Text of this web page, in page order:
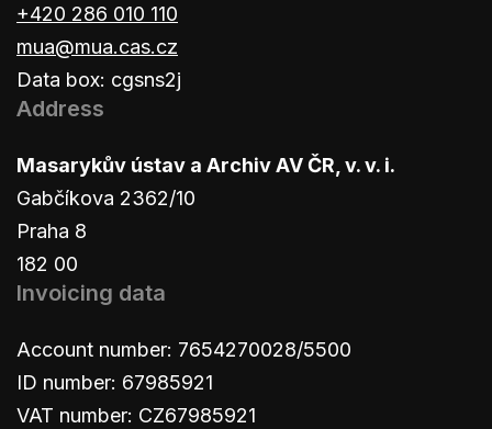
+420 286 010 110
mua@mua.cas.cz
Data box: cgsns2j
Address
Masarykův ústav a Archiv AV ČR, v. v. i.
Gabčíkova 2362/10
Praha 8
182 00
Invoicing data
Account number: 7654270028/5500
ID number: 67985921
VAT number: CZ67985921